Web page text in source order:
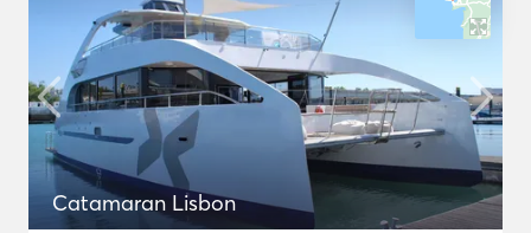
Catamaran Lisbon